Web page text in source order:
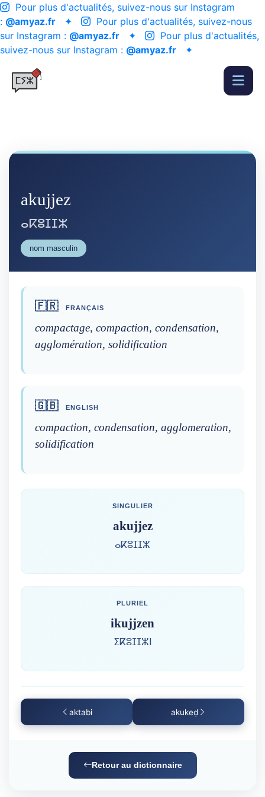
Pour plus d'actualités, suivez-nous sur Instagram
: @amyaz.fr ✦
Pour plus d'actualités, suivez-nous
sur Instagram : @amyaz.fr ✦
Pour plus d'actualités,
suivez-nous sur Instagram : @amyaz.fr ✦
akujjez
ⴰⴽⵓⵊⵊⵣ
nom masculin
🇫🇷 FRANÇAIS
compactage, compaction, condensation,
agglomération, solidification
🇬🇧 ENGLISH
compaction, condensation, agglomeration,
solidification
SINGULIER
akujjez
ⴰⴽⵓⵊⵊⵣ
PLURIEL
ikujjzen
ⵉⴽⵓⵊⵊⵣⵏ
aktabi akukeḍ
Retour au dictionnaire